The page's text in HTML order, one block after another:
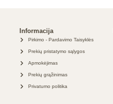
Informacija
Pirkimo - Pardavimo Taisyklės
Prekių pristatymo sąlygos
Apmokėjimas
Prekių grąžinimas
Privatumo politika